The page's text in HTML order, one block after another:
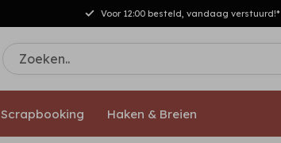
Voor 12:00 besteld, vandaag verstuurd!*
Scrapbooking Haken & Breien